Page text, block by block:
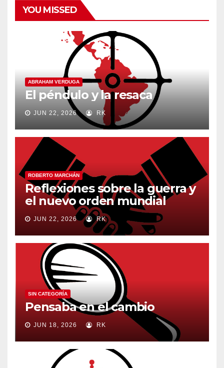
YOU MISSED
ABRAHAM VERDUGA
El péndulo y la resaca
JUN 22, 2026 RK
ROBERTO MARCHÁN
Reflexiones sobre la guerra y
el nuevo orden mundial
JUN 22, 2026 RK
SIN CATEGORÍA
Pensaba en el cambio
JUN 18, 2026 RK